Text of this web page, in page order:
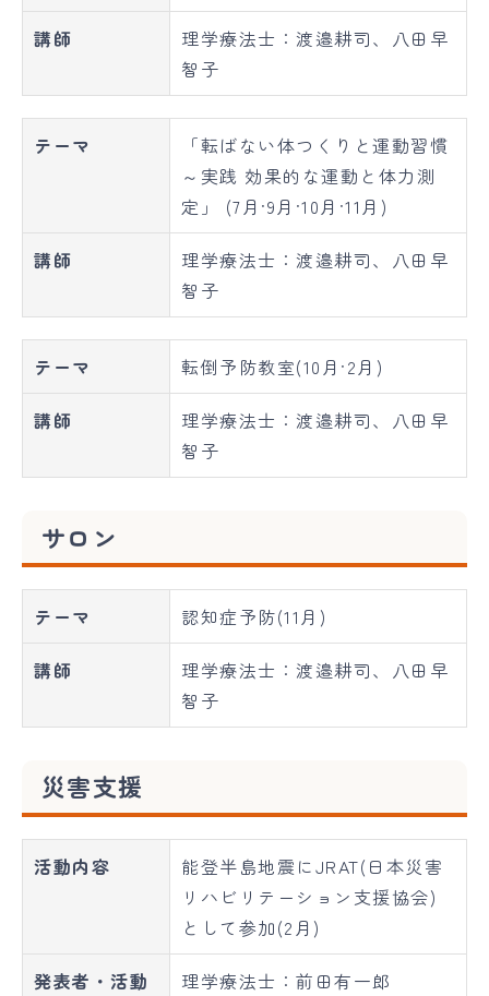
講師
理学療法士：渡邉耕司、八田早
智子
テーマ
「転ばない体つくりと運動習慣
～実践 効果的な運動と体力測
定」 (7月·9月·10月·11月)
講師
理学療法士：渡邉耕司、八田早
智子
テーマ 転倒予防教室(10月·2月)
講師
理学療法士：渡邉耕司、八田早
智子
サロン
テーマ 認知症予防(11月)
講師
理学療法士：渡邉耕司、八田早
智子
災害支援
活動内容
能登半島地震にJRAT(日本災害
リハビリテーション支援協会)
として参加(2月)
発表者・活動
理学療法士：前田有一郎